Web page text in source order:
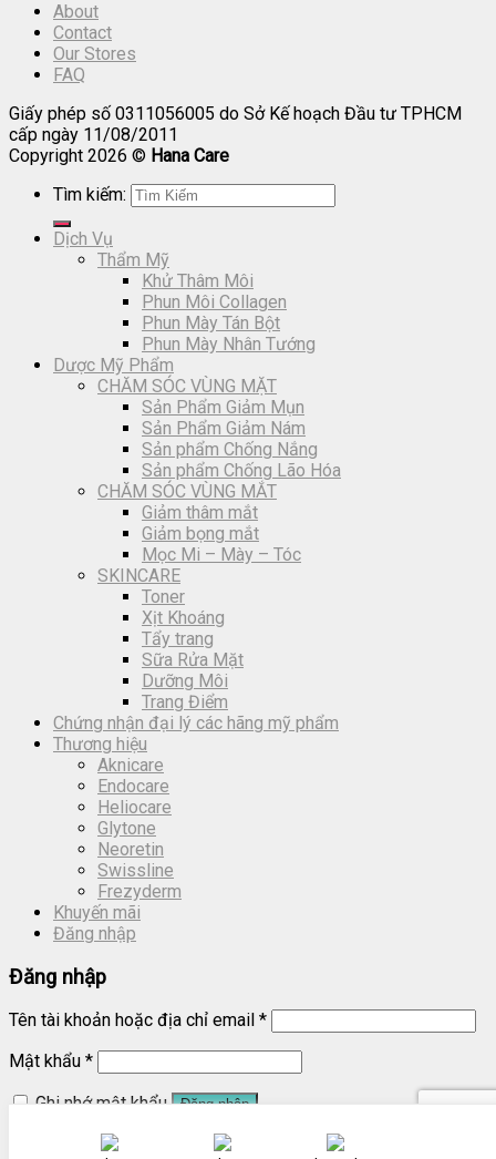
About
Contact
Our Stores
FAQ
Giấy phép số 0311056005 do Sở Kế hoạch Đầu tư TPHCM
cấp ngày 11/08/2011
Copyright 2026 © Hana Care
Tìm kiếm:
Dịch Vụ
Thẩm Mỹ
Khử Thâm Môi
Phun Môi Collagen
Phun Mày Tán Bột
Phun Mày Nhân Tướng
Dược Mỹ Phẩm
CHĂM SÓC VÙNG MẶT
Sản Phẩm Giảm Mụn
Sản Phẩm Giảm Nám
Sản phẩm Chống Nắng
Sản phẩm Chống Lão Hóa
CHĂM SÓC VÙNG MẮT
Giảm thâm mắt
Giảm bọng mắt
Mọc Mi – Mày – Tóc
SKINCARE
Toner
Xịt Khoáng
Tẩy trang
Sữa Rửa Mặt
Dưỡng Môi
Trang Điểm
Chứng nhận đại lý các hãng mỹ phẩm
Thương hiệu
Aknicare
Endocare
Heliocare
Glytone
Neoretin
Swissline
Frezyderm
Khuyến mãi
Đăng nhập
Đăng nhập
Tên tài khoản hoặc địa chỉ email *
Mật khẩu *
Ghi nhớ mật khẩu
Đăng nhập
Quên mật khẩu?